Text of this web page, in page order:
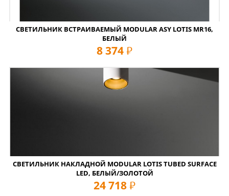
СВЕТИЛЬНИК ВСТРАИВАЕМЫЙ MODULAR ASY LOTIS MR16,
БЕЛЫЙ
8 374 руб
СВЕТИЛЬНИК НАКЛАДНОЙ MODULAR LOTIS TUBED SURFACE
LED, БЕЛЫЙ/ЗОЛОТОЙ
24 718 руб